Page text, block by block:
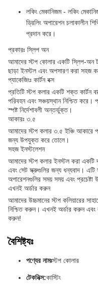
লকিং মেকানিজম - লকিং
ড্রিলিং অপারেশন চলাকালীন
প্রদান করে।
প্রকারঃ স্লিপ অন
আমাদের স্টপ কোলার একটি স্লিপ-অন
ছাড়া ইনস্টল এবং অপসারণ করা সহজ
প্যাকেজিংঃ কার্টন বক্স
প্রতিটি স্টপ কলার একটি শক্ত কার্টন
পরিবহন এবং সঞ্চয়স্থান নিশ্চিত করে।
স্পষ্ট নির্দেশাবলী অন্তর্ভুক্ত।
আকারঃ ৩.৫
আমাদের স্টপ কলার ৩.৫ ইঞ্চি আকারে
জন্য উপযুক্ত করে তোলে।
সহজ ইনস্টলেশন
আমাদের স্টপ কলার ইনস্টল করা
এবং সেট স্ক্রুগুলির জন্য ধন্যবাদ। এটি
অপারেশনগুলির সময় সময় এবং
এখনই অর্ডার করুন
আমাদের উচ্চমানের স্টপ কলিয়ারের
নিশ্চিত করুন। এখনই অর্ডার করুন এবং
করুন!
বৈশিষ্ট্যঃ
পণ্যের নামঃস্টপ কোলার
টেকনিক্স:কাস্টিং